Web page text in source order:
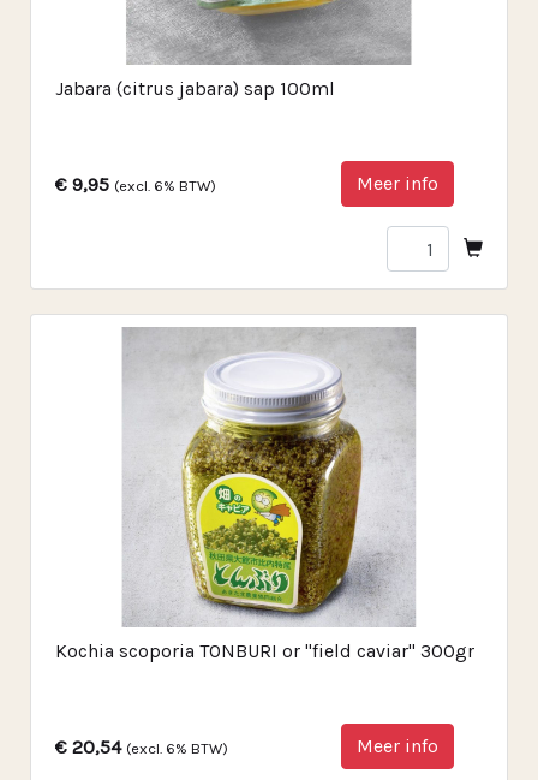
Jabara (citrus jabara) sap 100ml
€ 9,95 (excl. 6% BTW) Meer info
Kochia scoporia TONBURI or "field caviar" 300gr
€ 20,54 (excl. 6% BTW) Meer info